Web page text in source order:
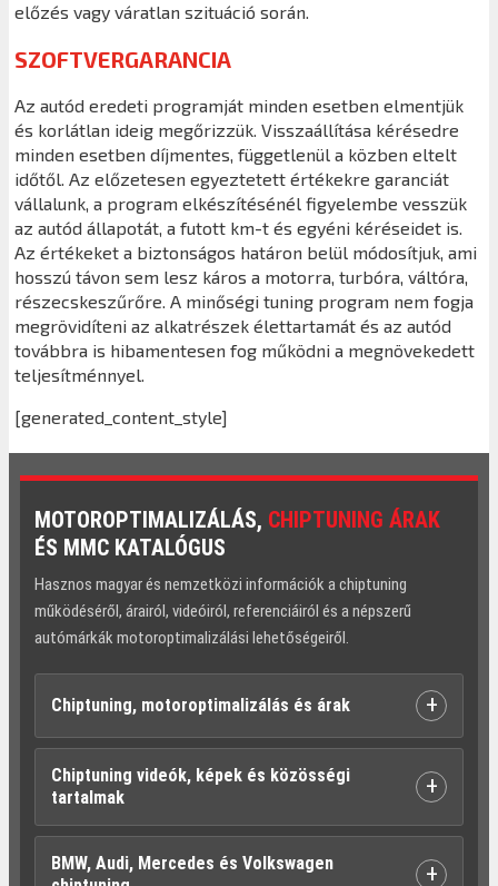
előzés vagy váratlan szituáció során.
SZOFTVERGARANCIA
Az autód eredeti programját minden esetben elmentjük
és korlátlan ideig megőrizzük. Visszaállítása kérésedre
minden esetben díjmentes, függetlenül a közben eltelt
időtől. Az előzetesen egyeztetett értékekre garanciát
vállalunk, a program elkészítésénél figyelembe vesszük
az autód állapotát, a futott km-t és egyéni kéréseidet is.
Az értékeket a biztonságos határon belül módosítjuk, ami
hosszú távon sem lesz káros a motorra, turbóra, váltóra,
részecskeszűrőre. A minőségi tuning program nem fogja
megrövidíteni az alkatrészek élettartamát és az autód
továbbra is hibamentesen fog működni a megnövekedett
teljesítménnyel.
[generated_content_style]
MOTOROPTIMALIZÁLÁS, CHIPTUNING ÁRAK
ÉS MMC KATALÓGUS
Hasznos magyar és nemzetközi információk a chiptuning
működéséről, árairól, videóiról, referenciáiról és a népszerű
autómárkák motoroptimalizálási lehetőségeiről.
Chiptuning, motoroptimalizálás és árak +
Chiptuning videók, képek és közösségi
tartalmak
+
BMW, Audi, Mercedes és Volkswagen
+